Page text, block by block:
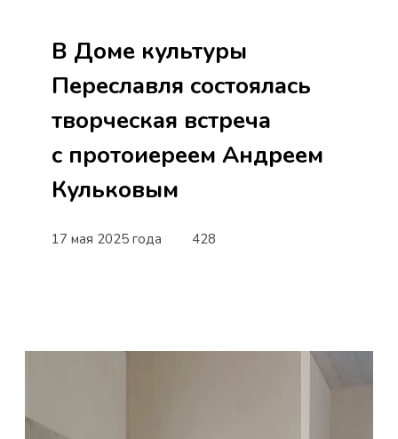
В Доме культуры
Переславля состоялась
творческая встреча
с протоиереем Андреем
Кульковым
17 мая 2025 года 428